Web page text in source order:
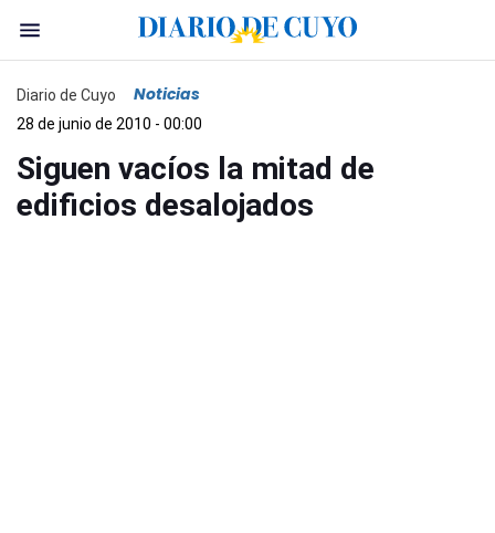
Diario de Cuyo Noticias
28 de junio de 2010 - 00:00
Siguen vacíos la mitad de
edificios desalojados